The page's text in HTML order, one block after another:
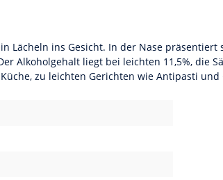
Lächeln ins Gesicht. In der Nase
Alkoholgehalt liegt bei leichten 11,5%,
zu leichten Gerichten wie Antipasti